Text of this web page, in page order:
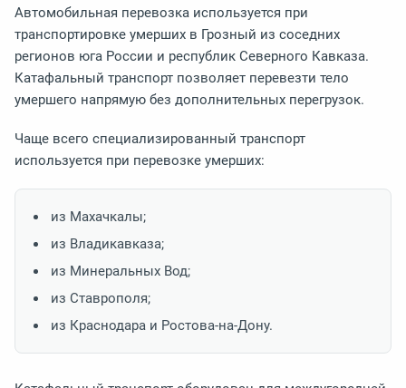
Автомобильная перевозка используется при
транспортировке умерших в Грозный из соседних
регионов юга России и республик Северного Кавказа.
Катафальный транспорт позволяет перевезти тело
умершего напрямую без дополнительных перегрузок.
Чаще всего специализированный транспорт
используется при перевозке умерших:
из Махачкалы;
из Владикавказа;
из Минеральных Вод;
из Ставрополя;
из Краснодара и Ростова-на-Дону.